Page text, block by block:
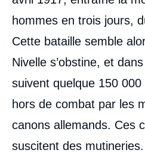
hommes en trois jours,
Cette bataille semble
Nivelle s’obstine, et
suivent quelque 150
hors de combat par les
canons allemands. Ces
suscitent des mutineries.
Image
de
de